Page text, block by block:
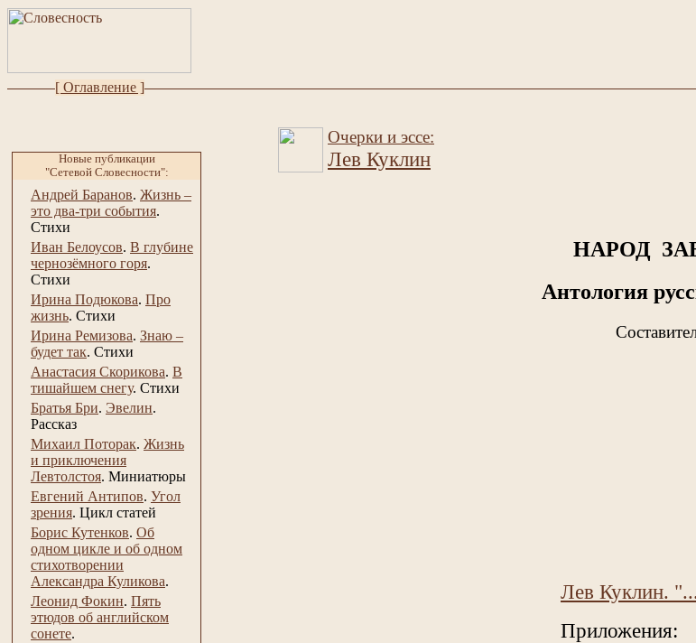
[ Оглавление ]
Новые публикации
"Сетевой Словесности":
Андрей Баранов. Жизнь –
это два-три события.
Стихи
Иван Белоусов. В глубине
чернозёмного горя.
Стихи
Ирина Подюкова. Про
жизнь. Стихи
Ирина Ремизова. Знаю –
будет так. Стихи
Анастасия Скорикова. В
тишайшем снегу. Стихи
Братья Бри. Эвелин.
Рассказ
Михаил Поторак. Жизнь
и приключения
Левтолстоя. Миниатюры
Евгений Антипов. Угол
зрения. Цикл статей
Борис Кутенков. Об
одном цикле и об одном
стихотворении
Александра Куликова.
Леонид Фокин. Пять
этюдов об английском
сонете.
Очерки и эссе:
Лев Куклин
НАРОД
Антология
Лев Куклин.
Приложения: